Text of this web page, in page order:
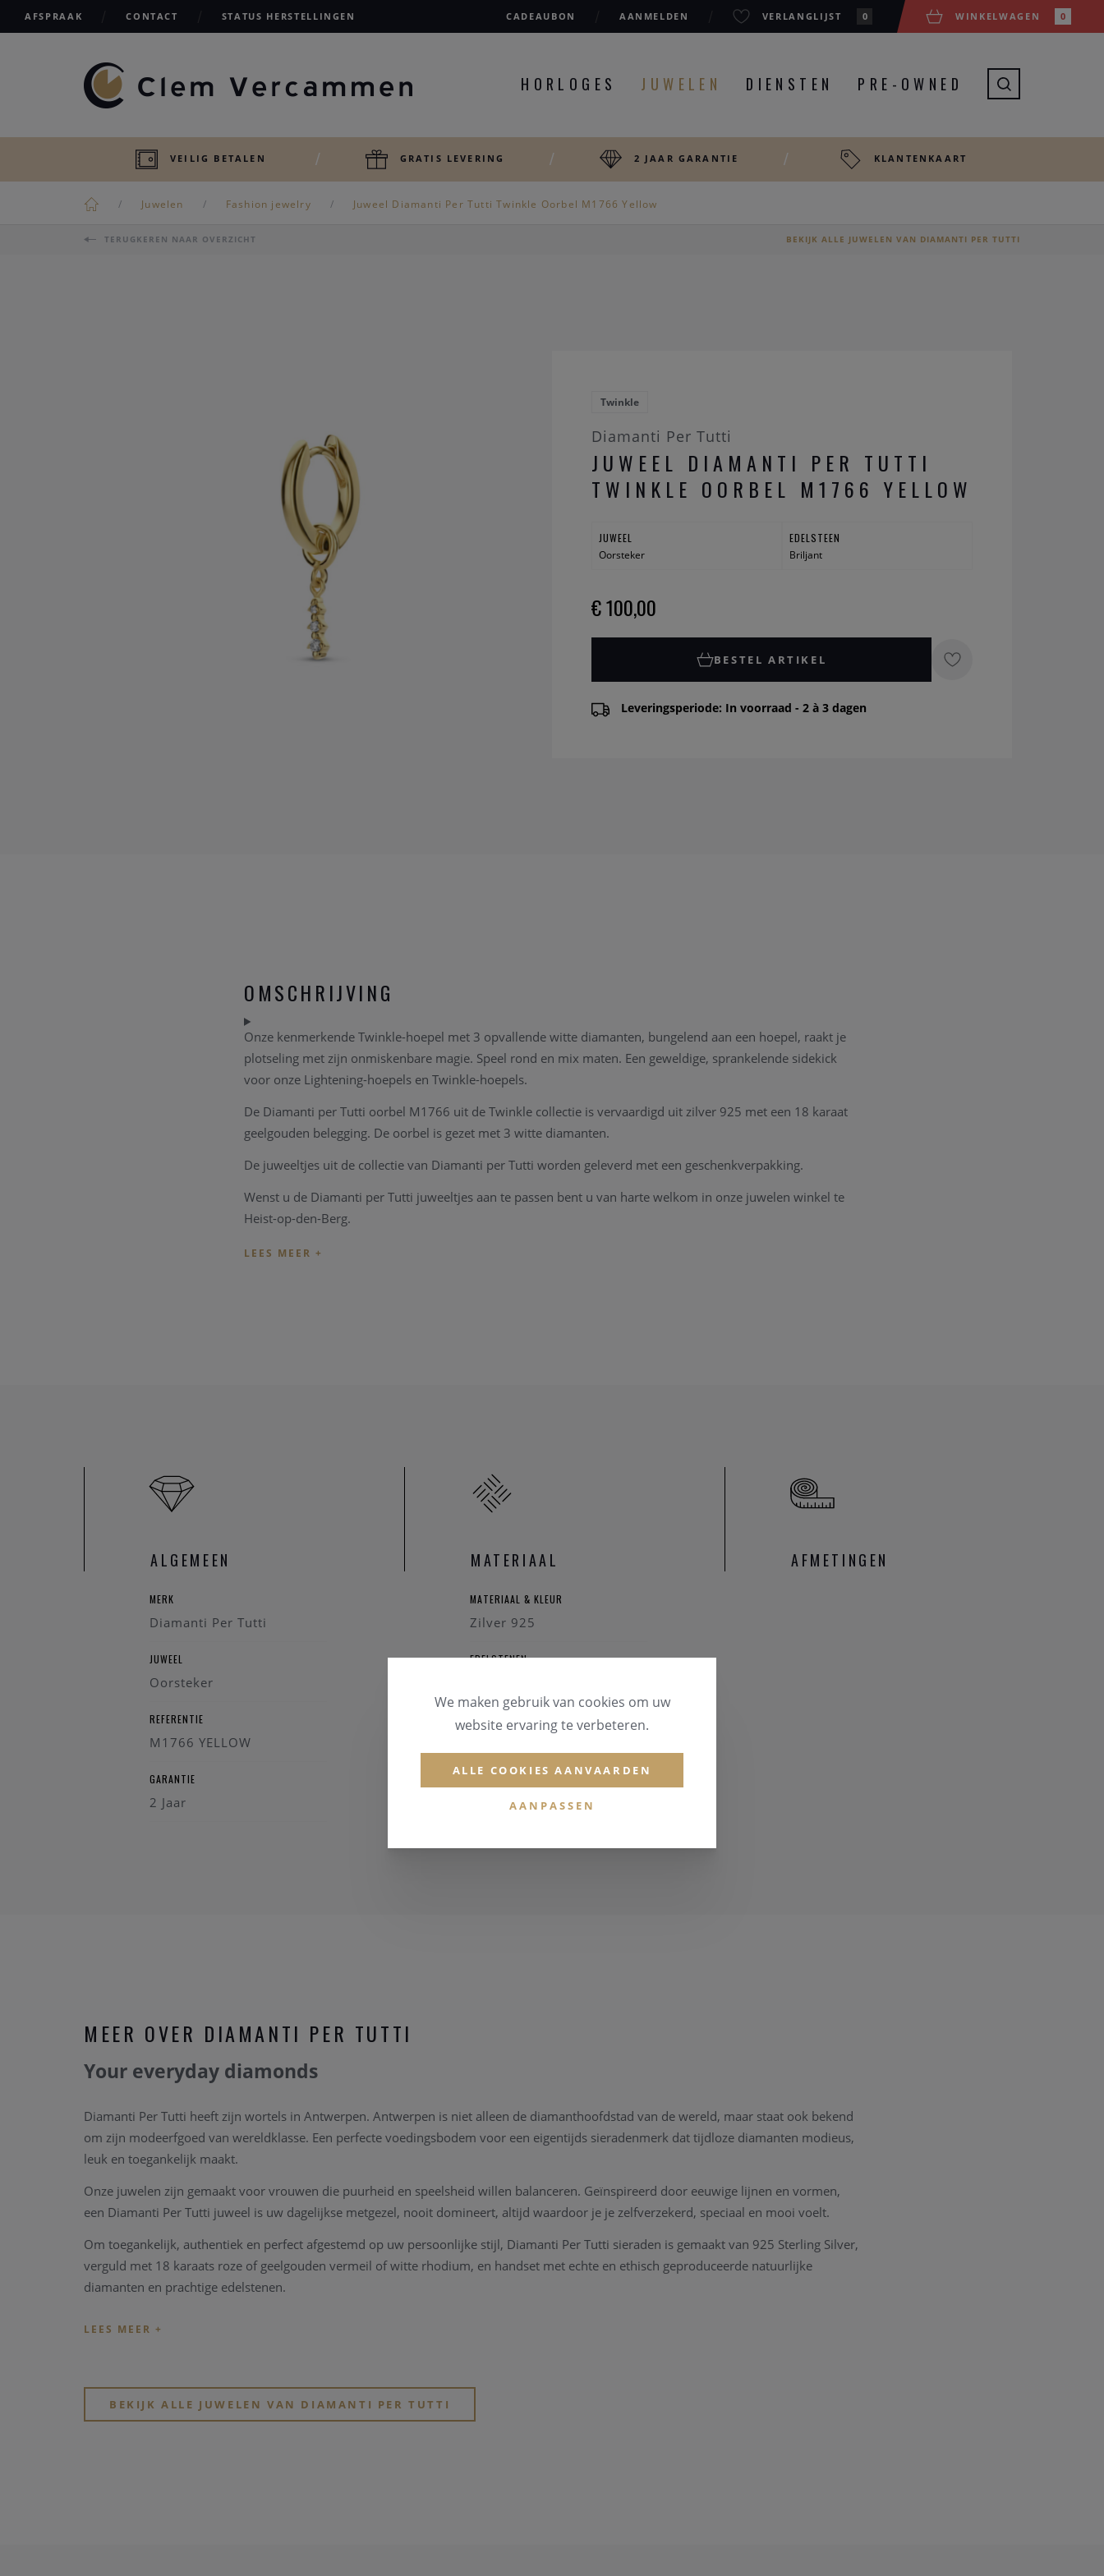
AFSPRAAK CONTACT STATUS HERSTELLINGEN CADEAUBON AANMELDEN VERLANGLIJST 0 WINKELWAGEN 0
HORLOGES JUWELEN DIENSTEN PRE-OWNED
VEILIG BETALEN GRATIS LEVERING 2 JAAR GARANTIE KLANTENKAART
Juwelen Fashion jewelry Juweel Diamanti Per Tutti Twinkle Oorbel M1766 Yellow
TERUGKEREN NAAR OVERZICHT BEKIJK ALLE JUWELEN VAN DIAMANTI PER TUTTI
Twinkle
Diamanti Per Tutti
JUWEEL DIAMANTI PER TUTTI
TWINKLE OORBEL M1766 YELLOW
JUWEEL
Oorsteker
EDELSTEEN
Briljant
€ 100,00
BESTEL ARTIKEL
Leveringsperiode: In voorraad - 2 à 3 dagen
OMSCHRIJVING
Onze kenmerkende Twinkle-hoepel met 3 opvallende witte diamanten, bungelend aan een hoepel, raakt je
plotseling met zijn onmiskenbare magie. Speel rond en mix maten. Een geweldige, sprankelende sidekick
voor onze Lightening-hoepels en Twinkle-hoepels.
De Diamanti per Tutti oorbel M1766 uit de Twinkle collectie is vervaardigd uit zilver 925 met een 18 karaat
geelgouden belegging. De oorbel is gezet met 3 witte diamanten.
De juweeltjes uit de collectie van Diamanti per Tutti worden geleverd met een geschenkverpakking.
Wenst u de Diamanti per Tutti juweeltjes aan te passen bent u van harte welkom in onze juwelen winkel te
Heist-op-den-Berg.
ALGEMEEN
MERK
Diamanti Per Tutti
JUWEEL
Oorsteker
REFERENTIE
M1766 YELLOW
GARANTIE
2 Jaar
MATERIAAL
MATERIAAL & KLEUR
Zilver 925
EDELSTENEN
AFMETINGEN
MEER OVER DIAMANTI PER TUTTI
Your everyday diamonds
Diamanti Per Tutti heeft zijn wortels in Antwerpen. Antwerpen is niet alleen de diamanthoofdstad van de wereld, maar staat ook bekend
om zijn modeerfgoed van wereldklasse. Een perfecte voedingsbodem voor een eigentijds sieradenmerk dat tijdloze diamanten modieus,
leuk en toegankelijk maakt.
Onze juwelen zijn gemaakt voor vrouwen die puurheid en speelsheid willen balanceren. Geïnspireerd door eeuwige lijnen en vormen,
een Diamanti Per Tutti juweel is uw dagelijkse metgezel, nooit domineert, altijd waardoor je je zelfverzekerd, speciaal en mooi voelt.
Om toegankelijk, authentiek en perfect afgestemd op uw persoonlijke stijl, Diamanti Per Tutti sieraden is gemaakt van 925 Sterling Silver,
verguld met 18 karaats roze of geelgouden vermeil of witte rhodium, en handset met echte en ethisch geproduceerde natuurlijke
diamanten en prachtige edelstenen.
Signature collecties, collabs & partnership
zomercollecties en diverse beperkte themacollecties.
Naast onze kenmerkende collecties werken we samen met kant-en-klare gastontwerpers. Minstens één keer per jaar lanceert Diamanti
BEKIJK ALLE JUWELEN VAN DIAMANTI PER TUTTI
We maken gebruik van cookies om uw
website ervaring te verbeteren.
ALLE COOKIES AANVAARDEN
AANPASSEN